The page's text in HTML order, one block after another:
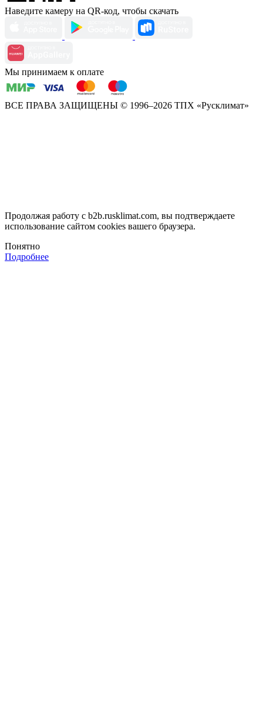
Наведите камеру на QR-код, чтобы скачать
Мы принимаем к оплате
ВСЕ ПРАВА ЗАЩИЩЕНЫ © 1996–2026 ТПХ «Русклимат»
Продолжая работу с b2b.rusklimat.com, вы подтверждаете
использование сайтом cookies вашего браузера.
Понятно
Подробнее